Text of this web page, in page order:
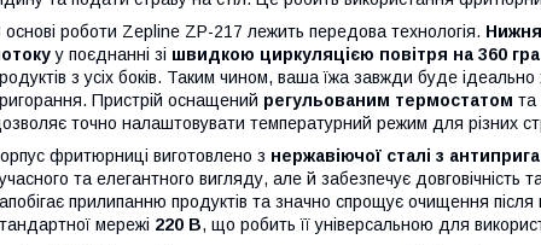
основі роботи Zepline ZP-217 лежить передова технологія.
у поєднанні зі швидкою циркуляцією повітря на 360
з усіх боків. Таким чином, ваша їжа завжди буде
Пристрій оснащений регульованим термостатом та
точно налаштовувати температурний режим для різних
фритюрниці виготовлено з нержавіючої сталі з
та елегантного вигляду, але й забезпечує довговічність
прилипанню продуктів та значно спрощує очищення
мережі 220 В, що робить її універсальною для